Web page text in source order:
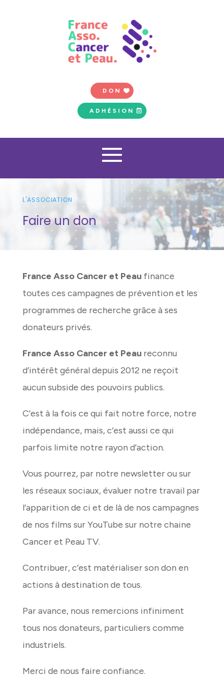
DON
ADHÉSION
L'ASSOCIATION
Faire un don
France Asso Cancer et Peaufinance
toutes ces campagnes de prévention et les
programmes de recherche grâce à ses
donateurs privés.
France Asso Cancer et Peaureconnu
d’intérêt général depuis 2012 ne reçoit
aucun subside des pouvoirs publics.
C’est à la fois ce qui fait notre force, notre
indépendance, mais, c’est aussi ce qui
parfois limite notre rayon d’action.
Vous pourrez, par notre newsletter ou sur
les réseaux sociaux, évaluer notre travail par
l’apparition de ci et de là de nos campagnes
de nos films sur YouTube sur notre chaine
Cancer et Peau TV.
Contribuer, c’est matérialiser son don en
actions à destination de tous.
Par avance, nous remercions infiniment
tous nos donateurs, particuliers comme
industriels.
Merci de nous faire confiance.